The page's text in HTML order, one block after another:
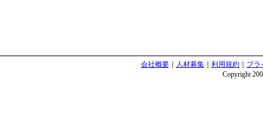
会社概要｜ 人材募集｜ 利用規約｜ プラ
Copyright